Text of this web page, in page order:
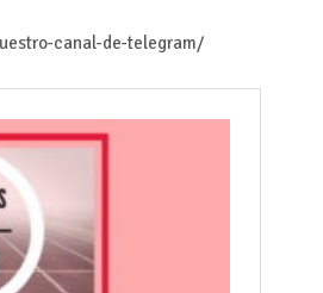
canal-de-telegram/